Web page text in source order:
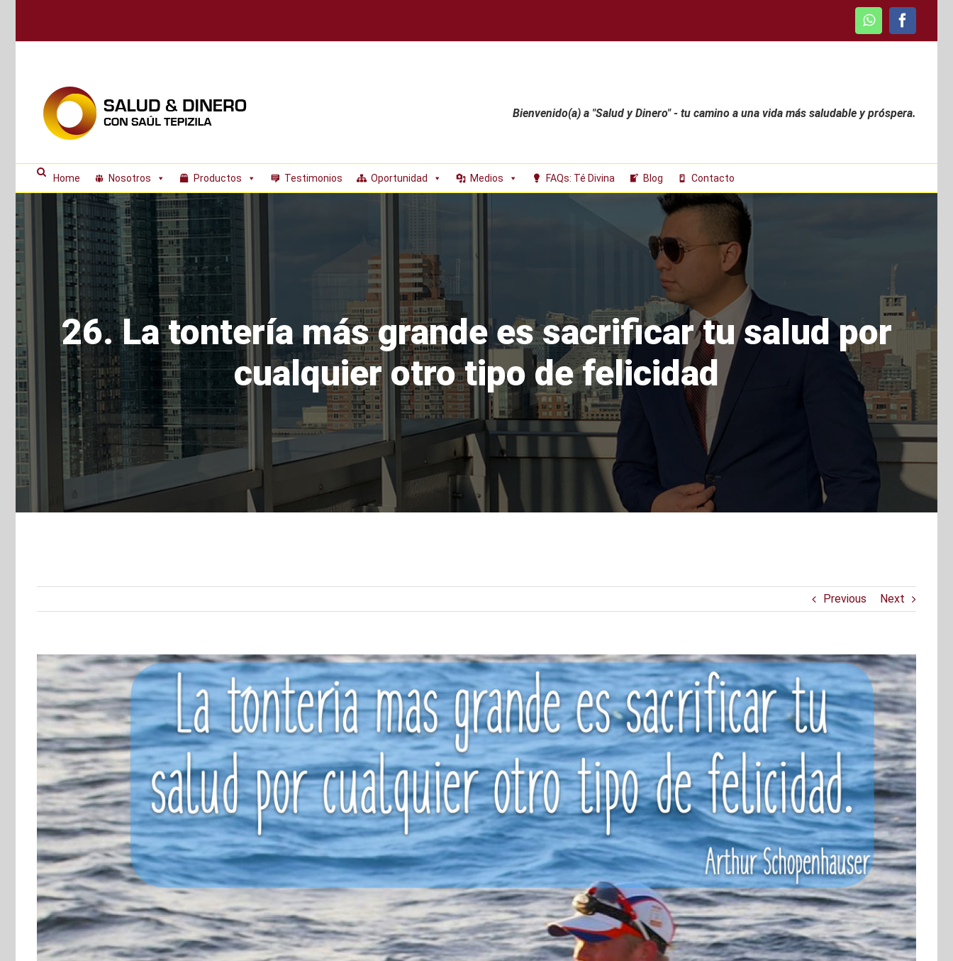
WhatsApp
Bienvenido(a) a "Salud y Dinero" - tu camino a una vida más saludable y próspera.
Home Nosotros Productos Testimonios Oportunidad Medios FAQs: Té Divina Blog Contacto
26. La tontería más grande es sacrificar tu salud por
cualquier otro tipo de felicidad
Previous Next
View
Larger
Image